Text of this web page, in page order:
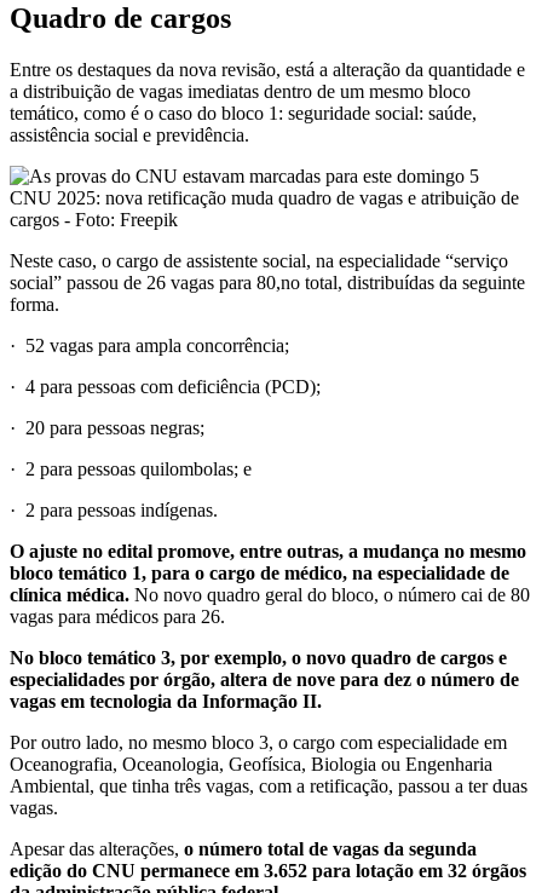
Quadro de cargos
Entre os destaques da nova revisão, está a alteração da quantidade e
a distribuição de vagas imediatas dentro de um mesmo bloco
temático, como é o caso do bloco 1: seguridade social: saúde,
assistência social e previdência.
CNU 2025: nova retificação muda quadro de vagas e atribuição de
cargos - Foto: Freepik
Neste caso, o cargo de assistente social, na especialidade “serviço
social” passou de 26 vagas para 80,no total, distribuídas da seguinte
forma.
· 52 vagas para ampla concorrência;
· 4 para pessoas com deficiência (PCD);
· 20 para pessoas negras;
· 2 para pessoas quilombolas; e
· 2 para pessoas indígenas.
O ajuste no edital promove, entre outras, a mudança no mesmo
bloco temático 1, para o cargo de médico, na especialidade de
clínica médica. No novo quadro geral do bloco, o número cai de 80
vagas para médicos para 26.
No bloco temático 3, por exemplo, o novo quadro de cargos e
especialidades por órgão, altera de nove para dez o número de
vagas em tecnologia da Informação II.
Por outro lado, no mesmo bloco 3, o cargo com especialidade em
Oceanografia, Oceanologia, Geofísica, Biologia ou Engenharia
Ambiental, que tinha três vagas, com a retificação, passou a ter duas
vagas.
Apesar das alterações, o número total de vagas da segunda
edição do CNU permanece em 3.652 para lotação em 32 órgãos